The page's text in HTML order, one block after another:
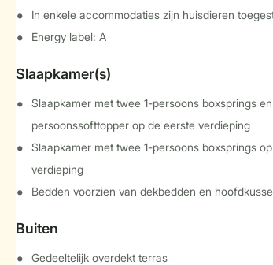
In enkele accommodaties zijn huisdieren
Energy label: A
Slaapkamer(s)
Slaapkamer met twee 1-persoons boxsprings
persoonssofttopper op de eerste verdieping
Slaapkamer met twee 1-persoons boxsprings
verdieping
Bedden voorzien van dekbedden en
Buiten
Gedeeltelijk overdekt terras